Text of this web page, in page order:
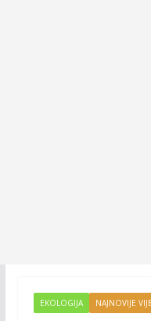
EKOLOGIJA NAJNOVIJE